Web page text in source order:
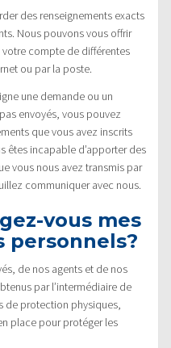
des renseignements exacts
Nous pouvons vous offrir
votre compte de différentes
ou par la poste.
une demande ou un
envoyés, vous pouvez
que vous avez inscrits
êtes incapable d’apporter des
vous nous avez transmis par
communiquer avec nous.
vous mes
personnels?
de nos agents et de nos
par l’intermédiaire de
de protection physiques,
place pour protéger les